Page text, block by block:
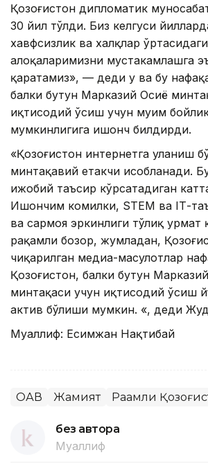
Қозоғистон дипломатик
30 йил тўлди. Биз келгуси
хавфсизлик ва халқлар ўртасидаги
алоқаларимизни мустаҳкамлашга
қаратамиз», — деди у ва бу
балки бутун Марказий Осиё
иқтисодий ўсиш учун муҳим
мумкинлигига ишонч билдирди.
«Қозоғистон интернетга уланиш
минтақавий етакчи ҳисобланади.
ижобий таъсир кўрсатадиган
Ишончим комилки, STEM ва IТ-
ва сармоя эркинлиги тўлиқ ҳурмат
рақамли бозор, жумладан,
чиқарилган медиа-маҳсулотлар
Қозоғистон, балки бутун
минтақаси учун иқтисодий ўсиш
актив бўлиши мумкин. «, деди
Муаллиф: Есимжан Нақтибай
ОАВ Жамият Рақамли
без автора
Муаллиф